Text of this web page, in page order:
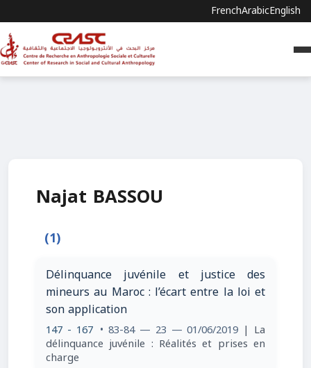
FrenchArabicEnglish
Najat BASSOU
(1)
Délinquance juvénile et justice des
mineurs au Maroc : l’écart entre la loi et
son application
147 - 167 • 83-84 — 23 — 01/06/2019 | La
délinquance juvénile : Réalités et prises en
charge